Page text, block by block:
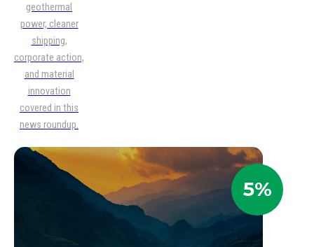
geothermal
power, cleaner
shipping,
corporate action,
and material
innovation
covered in this
news roundup.
5%